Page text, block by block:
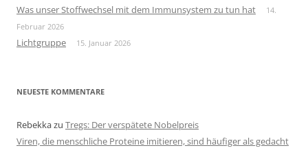
Was unser Stoffwechsel mit dem Immunsystem zu tun hat
14.
Februar 2026
Lichtgruppe 15. Januar 2026
NEUESTE KOMMENTARE
Rebekkazu Tregs: Der verspätete Nobelpreis
Viren, die menschliche Proteine imitieren, sind häufiger als gedacht